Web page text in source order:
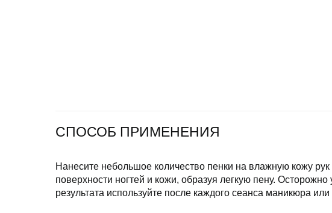
СПОСОБ ПРИМЕНЕНИЯ
Нанесите небольшое количество пенки на влажную кожу
поверхности ногтей и кожи, образуя легкую пену.
результата используйте после каждого сеанса маникюра